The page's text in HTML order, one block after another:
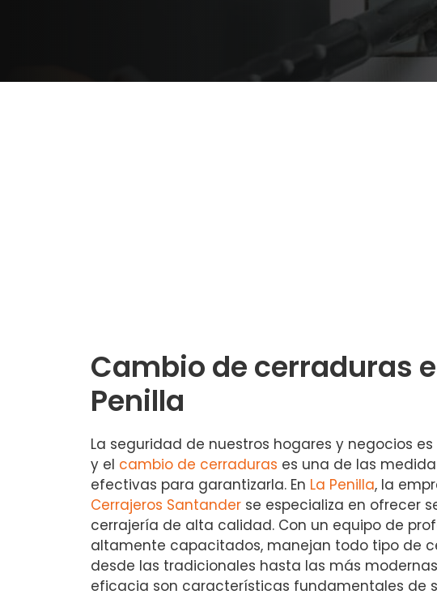
Cambio de cerraduras
Penilla
La seguridad de nuestros hogares y negocios
y el cambio de cerraduras es una de las
efectivas para garantizarla. En La Penilla, la
Cerrajeros Santander se especializa en ofrecer
cerrajería de alta calidad. Con un equipo de
altamente capacitados, manejan todo tipo de
desde las tradicionales hasta las más
eficacia son características fundamentales de